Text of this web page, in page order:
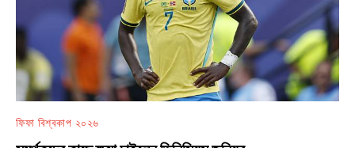
ফিফা বিশ্বকাপ ২০২৬